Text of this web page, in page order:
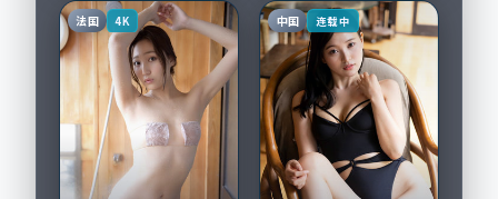
亦参与重要戏份。故
事围绕当代都市中的...
在泰国完成制作协
同，2024-10-...
法国 4K 中国 连载中